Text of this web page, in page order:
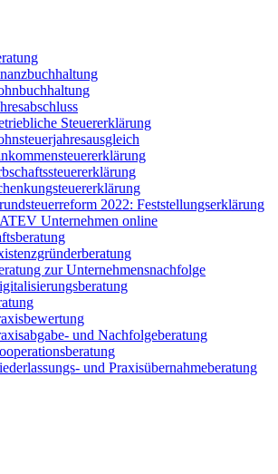
Steuererklärung
2022: Feststellungserklärung
Unternehmen online
zur Unternehmensnachfolge
und Nachfolgeberatung
und Praxisübernahmeberatung